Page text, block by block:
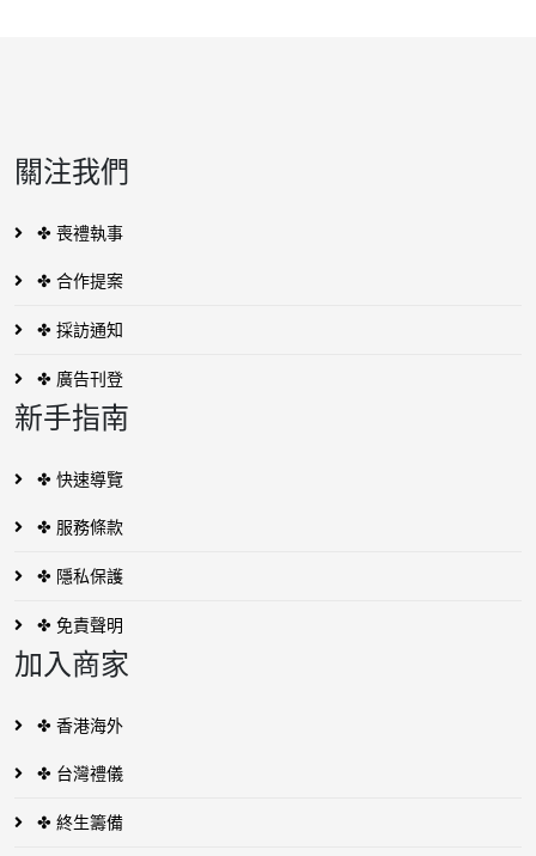
關注我們
✤ 喪禮執事
✤ 合作提案
✤ 採訪通知
✤ 廣告刊登
新手指南
✤ 快速導覽
✤ 服務條款
✤ 隱私保護
✤ 免責聲明
加入商家
✤ 香港海外
✤ 台灣禮儀
✤ 終生籌備